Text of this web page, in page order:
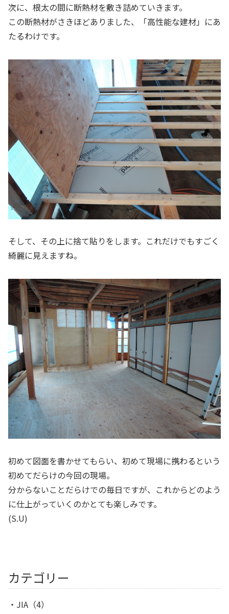
次に、根太の間に断熱材を敷き詰めていきます。
この断熱材がさきほどありました、「高性能な建材」にあ
たるわけです。
そして、その上に捨て貼りをします。これだけでもすごく
綺麗に見えますね。
初めて図面を書かせてもらい、初めて現場に携わるという
初めてだらけの今回の現場。
分からないことだらけでの毎日ですが、これからどのよう
に仕上がっていくのかとても楽しみです。
(S.U)
カテゴリー
JIA （4）